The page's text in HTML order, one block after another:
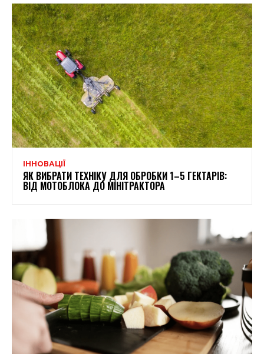
ІННОВАЦІЇ
ЯК ВИБРАТИ ТЕХНІКУ ДЛЯ ОБРОБКИ 1–5 ГЕКТАРІВ:
ВІД МОТОБЛОКА ДО МІНІТРАКТОРА